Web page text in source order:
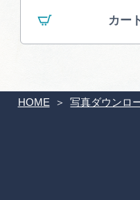
HOME 写真ダウンロ
カー